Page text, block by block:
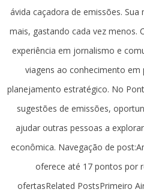
ávida caçadora de emissões.
mais, gastando cada vez menos.
experiência em jornalismo e
viagens ao conhecimento em
planejamento estratégico. No
sugestões de emissões,
ajudar outras pessoas a
econômica. Navegação de
oferece até 17 pontos por
ofertasRelated PostsPrimeiro